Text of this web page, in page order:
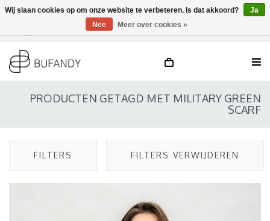
DE / EN
PRODUCTEN GETAGD MET MILITARY GREEN
SCARF
FILTERS FILTERS VERWIJDEREN
Wij slaan cookies op om onze website te verbeteren. Is dat akkoord?
Ja
Nee
Meer over cookies »